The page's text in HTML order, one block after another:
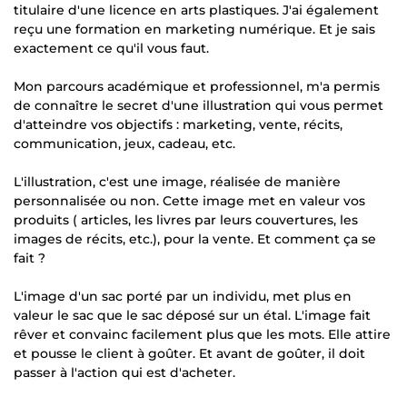
titulaire d'une licence en arts plastiques. J'ai également
reçu une formation en marketing numérique. Et je sais
exactement ce qu'il vous faut.
Mon parcours académique et professionnel, m'a permis
de connaître le secret d'une illustration qui vous permet
d'atteindre vos objectifs : marketing, vente, récits,
communication, jeux, cadeau, etc.
L'illustration, c'est une image, réalisée de manière
personnalisée ou non. Cette image met en valeur vos
produits ( articles, les livres par leurs couvertures, les
images de récits, etc.), pour la vente. Et comment ça se
fait ?
L'image d'un sac porté par un individu, met plus en
valeur le sac que le sac déposé sur un étal. L'image fait
rêver et convainc facilement plus que les mots. Elle attire
et pousse le client à goûter. Et avant de goûter, il doit
passer à l'action qui est d'acheter.